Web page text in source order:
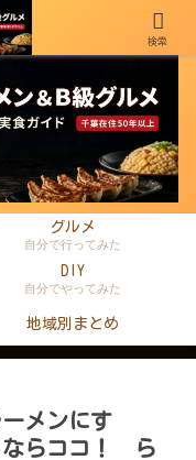
B級グルメを本音レビュー
グルメ
自分で行ってみた
DIY
自分でやってみた
地域別まとめ
メンにす
らココ！ ら
検索